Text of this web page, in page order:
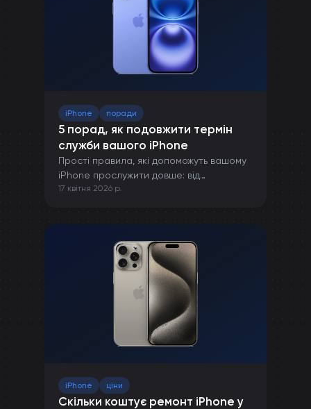
iPhone поради
5 порад, як подовжити термін
служби вашого iPhone
Прості правила, які допоможуть вашому
iPhone прослужити довше: від
правильної зарядки до захисту від
17 квітня 2026 р.
iPhone ціни
Скільки коштує ремонт iPhone у